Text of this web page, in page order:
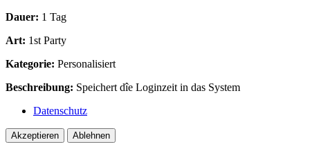
Dauer: 1 Tag
Art: 1st Party
Kategorie: Personalisiert
Beschreibung: Speichert dîe Loginzeit in das System
Datenschutz
Akzeptieren Ablehnen